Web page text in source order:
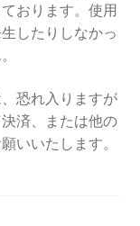
おります。使用
したりしなかっ
恐れ入りますが
済、または他の
いいたします。